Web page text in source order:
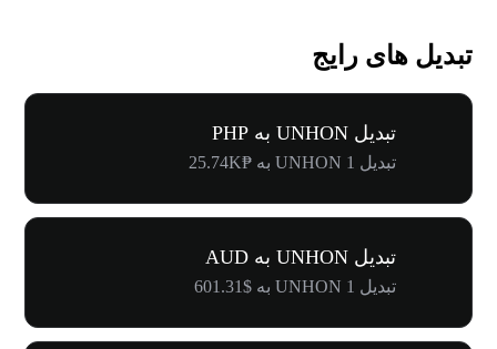
تبدیل های رایج
تبدیل UNHON به PHP
تبدیل 1 UNHON به ₱25.74K
تبدیل UNHON به AUD
تبدیل 1 UNHON به $601.31